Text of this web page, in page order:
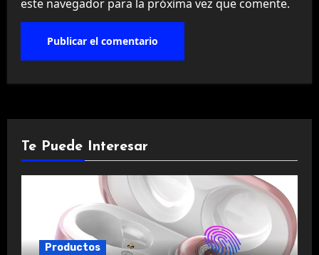
este navegador para la próxima vez que comente.
Te Puede Interesar
Productos